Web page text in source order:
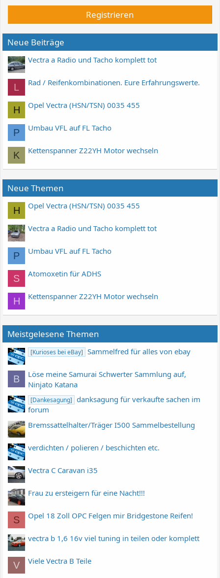
Registrieren
Neue Beiträge
Vectra a Radio und Tacho komplett tot
L Rad / Reifenkombinationen. Eure Erfahrungswerte.
H Opel Vectra (HSN/TSN) 0035 455
P Umbau VFL auf FL Tacho
K Kettenspanner Z22YH Motor wechseln
Neue Themen
H Opel Vectra (HSN/TSN) 0035 455
Vectra a Radio und Tacho komplett tot
P Umbau VFL auf FL Tacho
S Atomoxetin für ADHS
H Kettenspanner Z22YH Motor wechseln
Meistgelesene Themen
[Kurioses bei eBay] Sammelfred für alles von ebay
B
Löse meine Samurai Schwerter Sammlung auf,
Ninjato Katana
[Dankesagung]
danksagung für verkaufte sachen im
forum
Bremssattelhalter/Träger I500 Sammelbestellung
verdichten / polieren / beschichten etc.
Vectra C Caravan i35
Frau zu ersteigern für eine Nacht!!!
S Opel 18 Zoll OPC Felgen mir Bridgestone Reifen!
vectra b 1,6 16v viel tuning in teilen oder komplett
V Viele Vectra B Teile